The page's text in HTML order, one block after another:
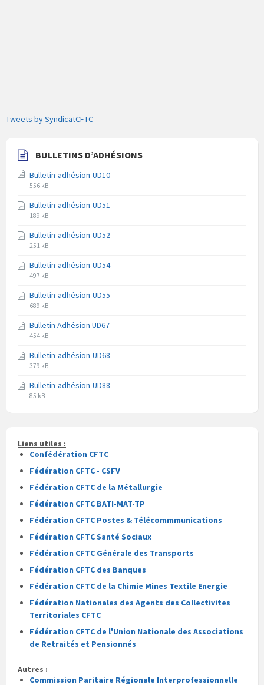
Tweets by SyndicatCFTC
BULLETINS D’ADHÉSIONS
Bulletin-adhésion-UD10
Extension
fichier
pdf
Taille
fichier
556 kB
Bulletin-adhésion-UD51
Extension
fichier
pdf
Taille
fichier
189 kB
Bulletin-adhésion-UD52
Extension
fichier
pdf
Taille
fichier
251 kB
Bulletin-adhésion-UD54
Extension
fichier
pdf
Taille
fichier
497 kB
Bulletin-adhésion-UD55
Extension
fichier
pdf
Taille
fichier
689 kB
Bulletin Adhésion UD67
Extension
fichier
pdf
Taille
fichier
454 kB
Bulletin-adhésion-UD68
Extension
fichier
pdf
Taille
fichier
379 kB
Bulletin-adhésion-UD88
Extension
fichier
Taille
fichier
85 kB
Liens utiles :
Confédération CFTC
Fédération CFTC - CSFV
Fédération CFTC de la Métallurgie
Fédération CFTC BATI-MAT-TP
Fédération CFTC Postes & Télécommmunications
Fédération CFTC Santé Sociaux
Fédération CFTC Générale des Transports
Fédération CFTC des Banques
Fédération CFTC de la Chimie Mines Textile Energie
Fédération Nationales des Agents des Collectivites
Territoriales CFTC
Fédération CFTC de l'Union Nationale des Associations
de Retraités et Pensionnés
Autres :
Commission Paritaire Régionale Interprofessionnelle